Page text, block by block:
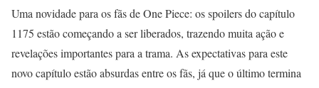
Uma novidade para os fãs de One Piece: os spoilers do capítulo
1175 estão começando a ser liberados, trazendo muita ação e
revelações importantes para a trama. As expectativas para este
novo capítulo estão absurdas entre os fãs, já que o último termina